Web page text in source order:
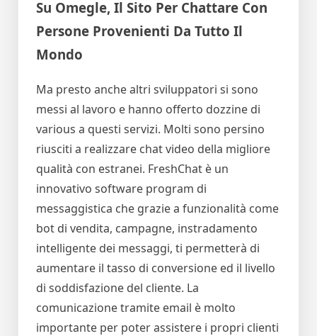
Su Omegle, Il Sito Per Chattare Con
Persone Provenienti Da Tutto Il
Mondo
Ma presto anche altri sviluppatori si sono
messi al lavoro e hanno offerto dozzine di
various a questi servizi. Molti sono persino
riusciti a realizzare chat video della migliore
qualità con estranei. FreshChat è un
innovativo software program di
messaggistica che grazie a funzionalità come
bot di vendita, campagne, instradamento
intelligente dei messaggi, ti permetterà di
aumentare il tasso di conversione ed il livello
di soddisfazione del cliente. La
comunicazione tramite email è molto
importante per poter assistere i propri clienti